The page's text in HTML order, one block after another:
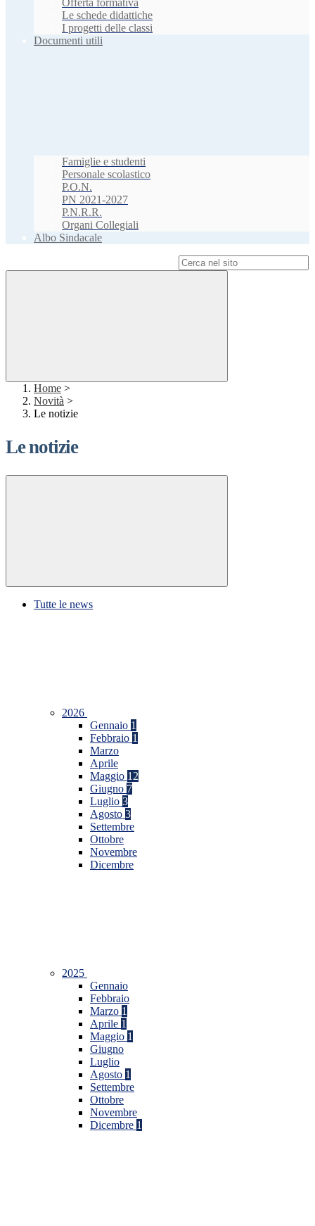
Offerta formativa
Le schede didattiche
I progetti delle classi
Documenti utili
Famiglie e studenti
Personale scolastico
P.O.N.
PN 2021-2027
P.N.R.R.
Organi Collegiali
Albo Sindacale
Home >
Novità >
Le notizie
Le notizie
Tutte le news
2026
Gennaio 1
Febbraio 1
Marzo
Aprile
Maggio 12
Giugno 7
Luglio 3
Agosto 3
Settembre
Ottobre
Novembre
Dicembre
2025
Gennaio
Febbraio
Marzo 1
Aprile 1
Maggio 1
Giugno
Luglio
Agosto 1
Settembre
Ottobre
Novembre
Dicembre 1